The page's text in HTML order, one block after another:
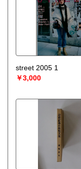
street 2005 1
￥3,000